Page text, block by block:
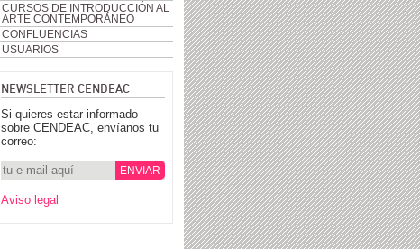
CURSOS DE INTRODUCCIÓN AL
ARTE CONTEMPORÁNEO
CONFLUENCIAS
USUARIOS
NEWSLETTER CENDEAC
Si quieres estar informado
sobre CENDEAC, envíanos tu
correo:
Aviso legal